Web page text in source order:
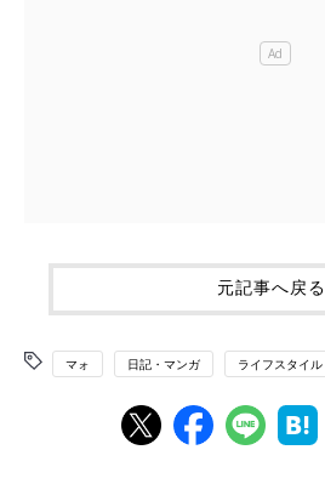
元記事へ戻る
マォ 日記・マンガ ライフスタイル